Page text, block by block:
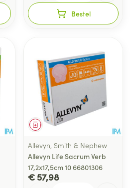
Bestel
Geneesmiddel
Allevyn, Smith & Nephew
Allevyn Life Sacrum Verb
17,2x17,5cm 10 66801306
€ 57,98